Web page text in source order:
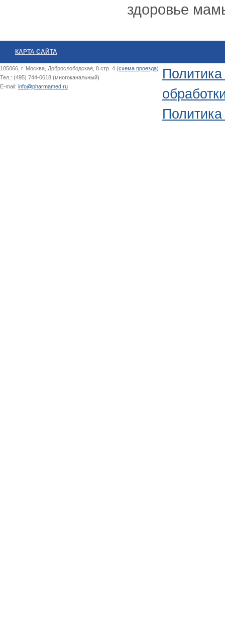
здоровье
КАРТА САЙТА
105066, г. Москва, Доброслободская, 8 стр. 4 (схема проезда)
Тел.: (495) 744-0618 (многоканальный)
E-mail: info@pharmamed.ru